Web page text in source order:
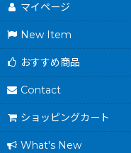
マイページ
New Item
おすすめ商品
Contact
ショッピングカート
What's New